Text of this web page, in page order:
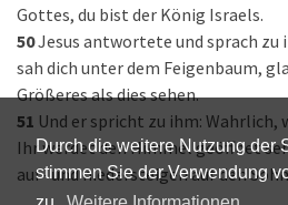
Durch die weitere Nutzung der
stimmen Sie der Verwendung
Gottes, du bist der König Israels.
50Jesus antwortete und sprach zu
sah dich unter dem Feigenbaum,
Größeres als dies sehen.
51 Und er spricht zu ihm: Wahrlich,
Ihr werdet den Himmel geöffnet
auf- und niedersteigen auf den